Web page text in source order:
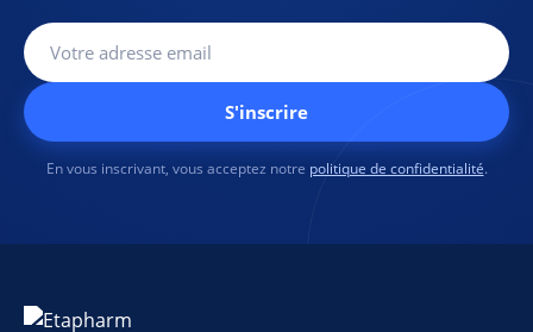
S'inscrire
En vous inscrivant, vous acceptez notre politique de confidentialité.